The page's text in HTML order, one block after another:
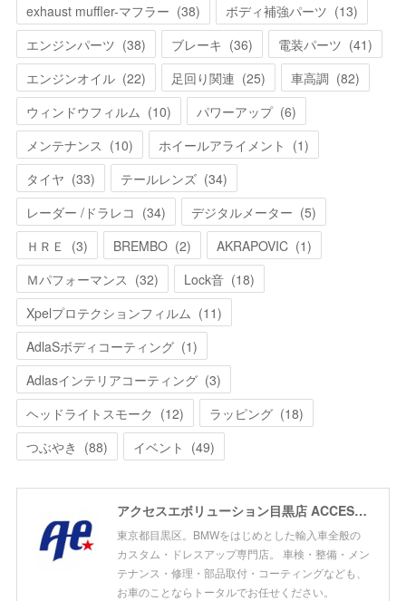
exhaust muffler-マフラー (38) ボディ補強パーツ (13)
エンジンパーツ (38) ブレーキ (36) 電装パーツ (41)
エンジンオイル (22) 足回り関連 (25) 車高調 (82)
ウィンドウフィルム (10) パワーアップ (6)
メンテナンス (10) ホイールアライメント (1)
タイヤ (33) テールレンズ (34)
レーダー /ドラレコ (34) デジタルメーター (5)
ＨＲＥ
(3) BREMBO (2) AKRAPOVIC (1)
Ｍパフォーマンス (32) Lock音 (18)
Xpelプロテクションフィルム (11)
AdlaSボディコーティング (1)
Adlasインテリアコーティング (3)
ヘッドライトスモーク (12) ラッピング (18)
つぶやき (88) イベント (49)
アクセスエボリューション目黒店 ACCESS EVOLUTION MEGURO
東京都目黒区。BMWをはじめとした輸入車全般の
カスタム・ドレスアップ専門店。 車検・整備・メン
テナンス・修理・部品取付・コーティングなども、
お車のことならトータルでお任せください。